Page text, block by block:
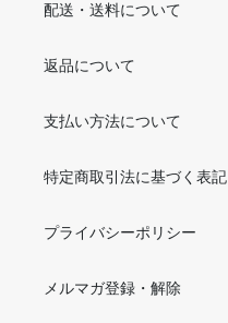
配送・送料について
返品について
支払い方法について
特定商取引法に基づく表記
プライバシーポリシー
メルマガ登録・解除